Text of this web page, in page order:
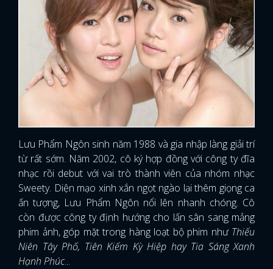
Lưu Phẩm Ngôn sinh năm 1988 và gia nhập làng giải trí
từ rất sớm. Năm 2002, cô ký hợp đồng với công ty đĩa
nhạc rồi debut với vai trò thành viên của nhóm nhạc
Sweety. Diện mạo xinh xắn ngọt ngào lại thêm giọng ca
ấn tượng, Lưu Phẩm Ngôn nổi lên nhanh chóng. Cô
còn được công ty định hướng cho lấn sân sang mảng
phim ảnh, góp mặt trong hàng loạt bộ phim như Thiếu
Niên Tây Phố, Tiên Kiếm Kỳ Hiệp hay Tia Sáng Xanh
Hạnh Phúc...